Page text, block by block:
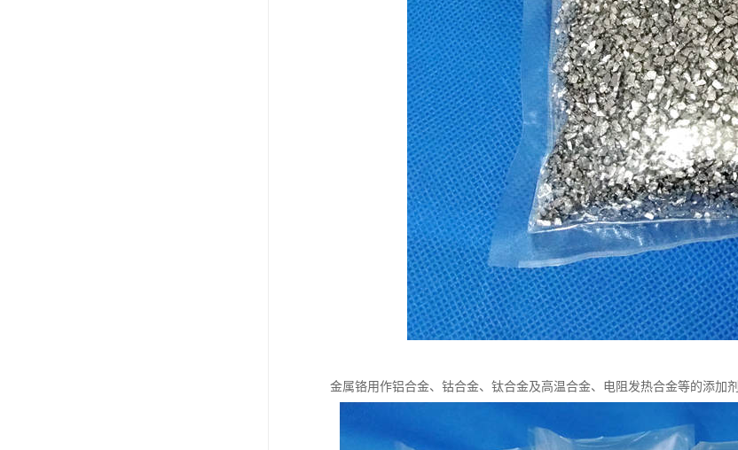
金属铬用作铝合金、钴合金、钛合金及高温合金、电阻发热合金等的添加剂